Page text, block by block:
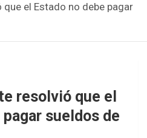
el Estado no debe pagar
resolvió que el
sueldos de